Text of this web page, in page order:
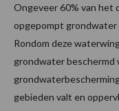
Ongeveer 60% van het
opgepompt grondwater
Rondom deze
grondwater beschermd
gebieden valt en